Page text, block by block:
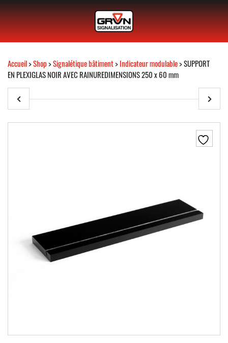
Accueil>Shop>Signalétique bâtiment>Indicateur modulable> SUPPORT
EN PLEXIGLAS NOIR AVEC RAINUREDIMENSIONS 250 x 60 mm